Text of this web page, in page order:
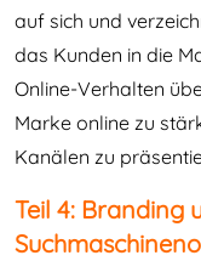
auf sich und
das Kunden in die
Online-Verhalten
Marke online zu
Kanälen zu
Teil 4: Branding